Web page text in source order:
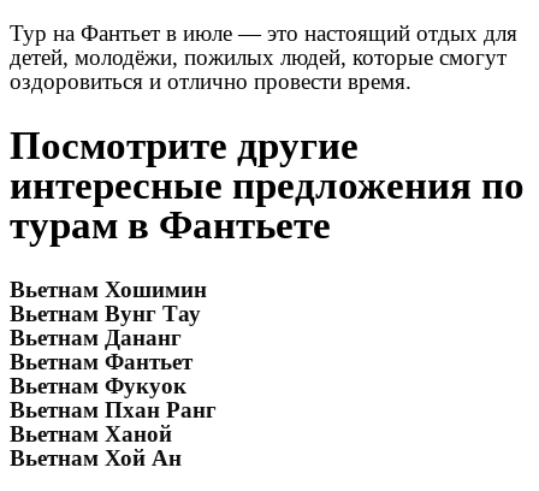
Тур на Фантьет в июле — это настоящий отдых для
детей, молодёжи, пожилых людей, которые смогут
оздоровиться и отлично провести время.
Посмотрите другие
интересные предложения по
турам в Фантьете
Вьетнам Хошимин
Вьетнам Вунг Тау
Вьетнам Дананг
Вьетнам Фантьет
Вьетнам Фукуок
Вьетнам Пхан Ранг
Вьетнам Ханой
Вьетнам Хой Ан